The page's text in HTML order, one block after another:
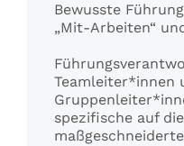
Bewusste
„Mit-Arbeiten“
Teamleiter*innen
spezifische auf